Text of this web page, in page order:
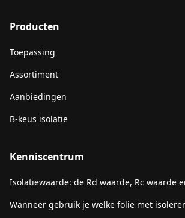
Producten
Toepassing
Assortiment
Aanbiedingen
B-keus isolatie
Kenniscentrum
Isolatiewaarde: de Rd waarde, Rc waarde
Wanneer gebruik je welke folie met